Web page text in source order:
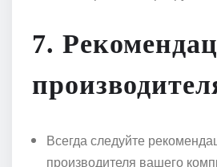
7.
Всегда следуйте
производителя вашего